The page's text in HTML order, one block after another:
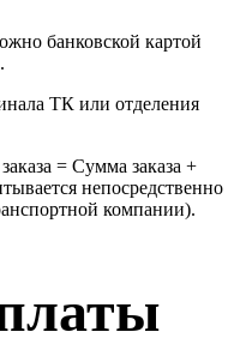
банковской картой
ТК или отделения
= Сумма заказа +
непосредственно
компании).